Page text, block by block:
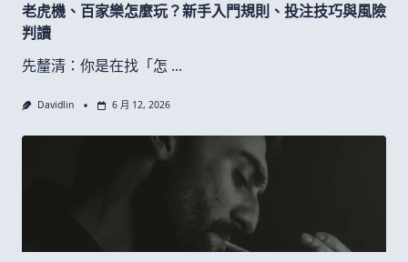
老虎機、百家樂怎麼玩？新手入門規則、投注技巧與風險
判讀
先釐清：你是在找「怎 ...
Davidlin 6 月 12, 2026